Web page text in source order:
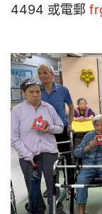
4494 或電郵